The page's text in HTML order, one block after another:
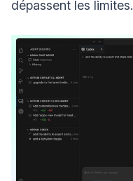
dépassent les limites.